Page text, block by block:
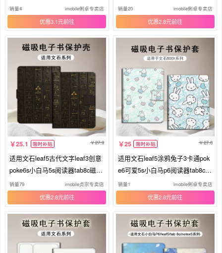
s阅读器tab8c/mini/onyxbooxpag
e/7.8电纸书壳
销量4 imobile俐卓专卖店
优惠3.1元
Note电子书BOOX卡通保护套Pag
e电纸书x5s壳潮
销量20 imobile俐卓专卖店
优惠2.8元
25.1 限时补贴 27.9
适用文石leaf5古代文字leaf3创意
poke6s小白马5s阅读器tab8c磁吸
Note电子书保护套/BOOX/Page
电纸书x5s保护壳
销量79 imobile贞宗专卖店
优惠2.8元
25 限时补贴 27.8
适用文石leaf5涂鸦兔子3卡通pok
e6可爱5s小白马p6阅读器tab8c磁
吸NoteX5S闺蜜Air4C电子书BOO
X保护套电纸书壳
销量1 imobile俐卓专卖店
优惠2.8元